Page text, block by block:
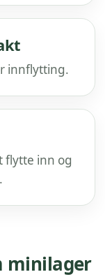
innflytting.
flytte inn og
minilager